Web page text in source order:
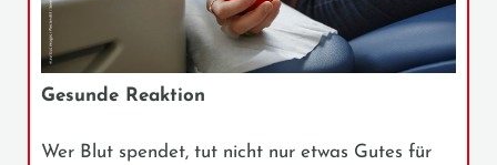
Gesunde Reaktion
Wer Blut spendet, tut nicht nur etwas Gutes für